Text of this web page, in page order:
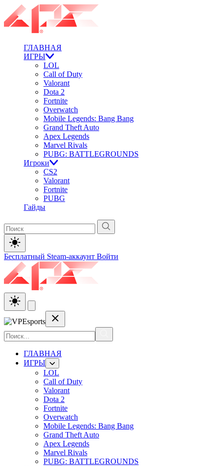
ГЛАВНАЯ
ИГРЫ
LOL
Call of Duty
Valorant
Dota 2
Fortnite
Overwatch
Mobile Legends: Bang Bang
Grand Theft Auto
Apex Legends
Marvel Rivals
PUBG: BATTLEGROUNDS
Игроки
CS2
Valorant
Fortnite
PUBG
Гайды
Бесплатный Steam-аккаунт Войти
ГЛАВНАЯ
ИГРЫ
LOL
Call of Duty
Valorant
Dota 2
Fortnite
Overwatch
Mobile Legends: Bang Bang
Grand Theft Auto
Apex Legends
Marvel Rivals
PUBG: BATTLEGROUNDS